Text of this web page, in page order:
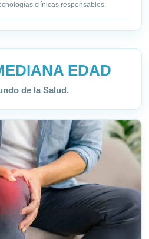
clínicas responsables.
EDAD
de la Salud.